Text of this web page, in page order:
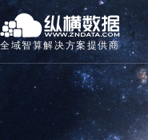
全域智算解决方案提供商